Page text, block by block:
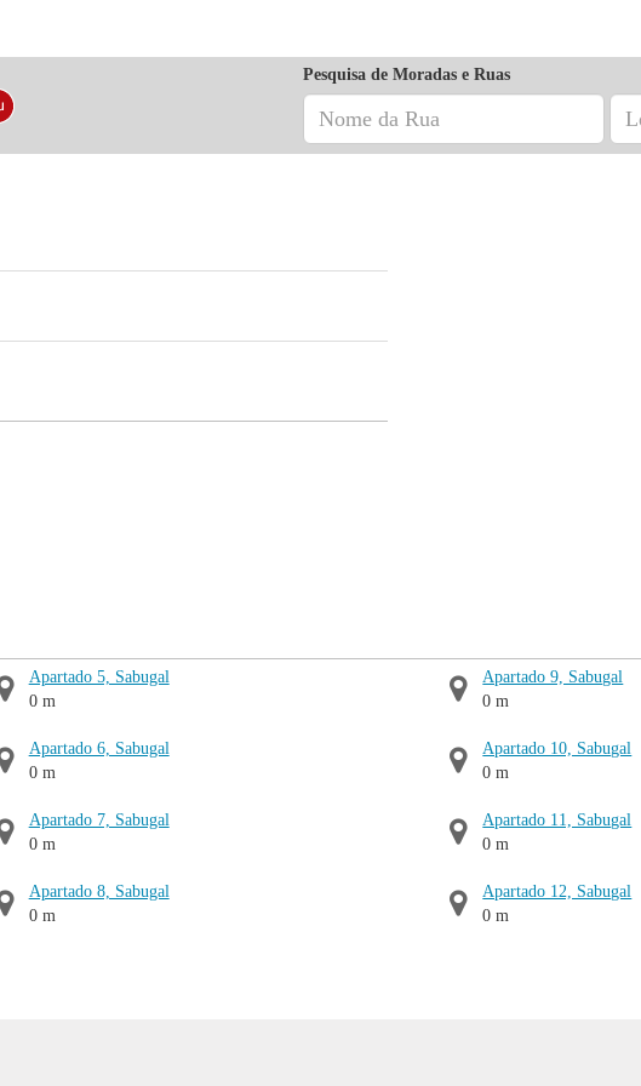
Pesquisa de Moradas e Ruas
Apartado 5, Sabugal
0 m
Apartado 6, Sabugal
0 m
Apartado 7, Sabugal
0 m
Apartado 8, Sabugal
0 m
Apartado 9, Sabugal
0 m
Apartado 10, Sabugal
0 m
Apartado 11, Sabugal
0 m
Apartado 12, Sabugal
0 m